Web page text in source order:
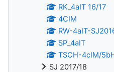
RK_4aIT 16/17
4CIM
RW-4aIT-
SP_4aIT
TSCH-4cIM/
SJ 2017/18